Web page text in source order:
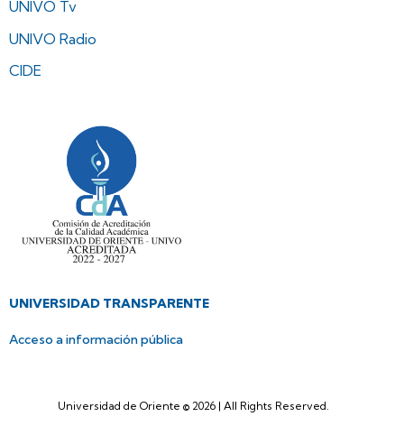
UNIVO Tv
UNIVO Radio
CIDE
UNIVERSIDAD TRANSPARENTE
Acceso a información pública
Universidad de Oriente © 2026 | All Rights Reserved.